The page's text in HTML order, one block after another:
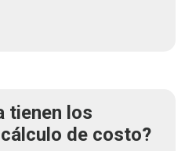
tienen los
de costo?